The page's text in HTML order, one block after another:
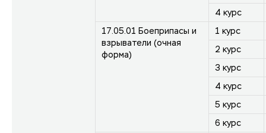
4 курс
17.05.01 Боеприпасы и
взрыватели (очная
форма)
1 курс
2 курс
3 курс
4 курс
5 курс
6 курс